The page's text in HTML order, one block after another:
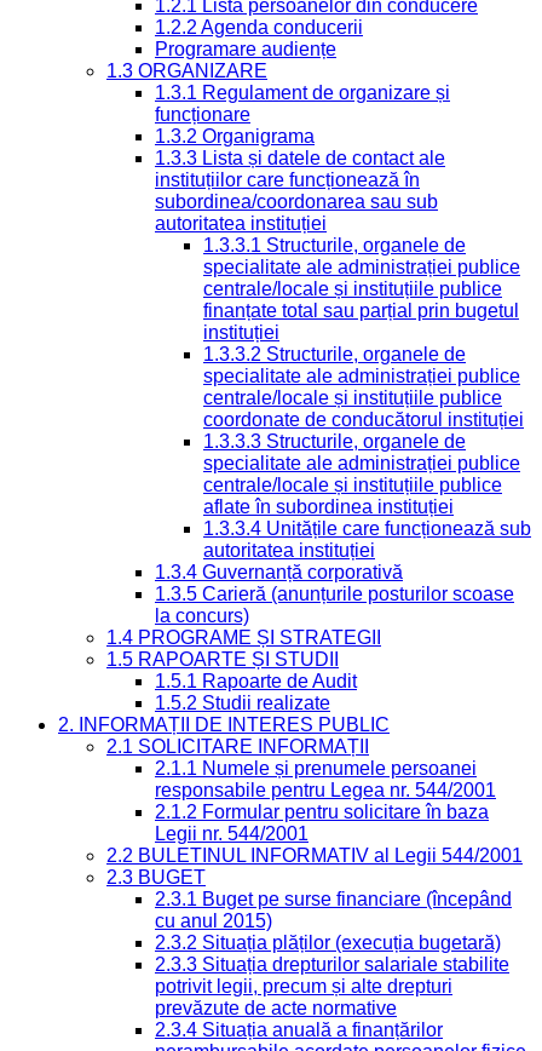
1.2.1 Lista persoanelor din conducere
1.2.2 Agenda conducerii
Programare audiențe
1.3 ORGANIZARE
1.3.1 Regulament de organizare și
funcționare
1.3.2 Organigrama
1.3.3 Lista și datele de contact ale
instituțiilor care funcționează în
subordinea/coordonarea sau sub
autoritatea instituției
1.3.3.1 Structurile, organele de
specialitate ale administrației publice
centrale/locale și instituțiile publice
finanțate total sau parțial prin bugetul
instituției
1.3.3.2 Structurile, organele de
specialitate ale administrației publice
centrale/locale și instituțiile publice
coordonate de conducătorul instituției
1.3.3.3 Structurile, organele de
specialitate ale administrației publice
centrale/locale și instituțiile publice
aflate în subordinea instituției
1.3.3.4 Unitățile care funcționează sub
autoritatea instituției
1.3.4 Guvernanță corporativă
1.3.5 Carieră (anunțurile posturilor scoase
la concurs)
1.4 PROGRAME ȘI STRATEGII
1.5 RAPOARTE ȘI STUDII
1.5.1 Rapoarte de Audit
1.5.2 Studii realizate
2. INFORMAȚII DE INTERES PUBLIC
2.1 SOLICITARE INFORMAȚII
2.1.1 Numele și prenumele persoanei
responsabile pentru Legea nr. 544/2001
2.1.2 Formular pentru solicitare în baza
Legii nr. 544/2001
2.2 BULETINUL INFORMATIV al Legii 544/2001
2.3 BUGET
2.3.1 Buget pe surse financiare (începând
cu anul 2015)
2.3.2 Situația plăților (execuția bugetară)
2.3.3 Situația drepturilor salariale stabilite
potrivit legii, precum și alte drepturi
prevăzute de acte normative
2.3.4 Situația anuală a finanțărilor